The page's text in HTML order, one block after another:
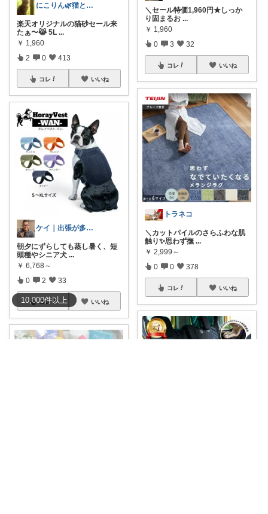
10,000件以上
にこりん🌿猫と暮らす主婦のROOM😹
楽天オリジナルの猫砂セール来
たぁ〜😹 5L ...
￥ 1,960
2 0 413
コレ いいね
ケイ｜出張が多い50代の旅の相棒えらび
朝夕にずらしても蒸し暑く、短
頭種やシニア犬 ...
￥ 6,768～
0 2 33
コレ いいね
＼セール特価1,960円★しっか
り固まるお ...
￥ 1,960
0 3 32
コレ いいね
トラネコ
＼カットパイルのさらふわな肌
触り✨思わず撫 ...
￥ 2,999～
0 0 378
コレ いいね